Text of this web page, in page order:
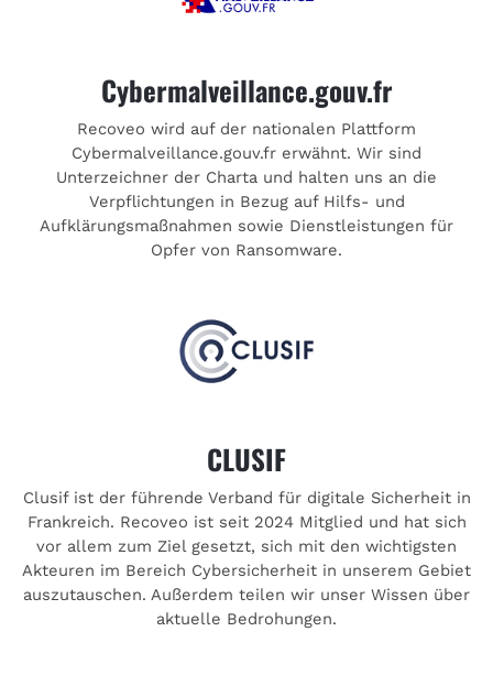
Cybermalveillance.gouv.fr
Recoveo wird auf der nationalen Plattform
Cybermalveillance.gouv.fr erwähnt. Wir sind
Unterzeichner der Charta und halten uns an die
Verpflichtungen in Bezug auf Hilfs- und
Aufklärungsmaßnahmen sowie Dienstleistungen für
Opfer von Ransomware.
CLUSIF
Clusif ist der führende Verband für digitale Sicherheit in
Frankreich. Recoveo ist seit 2024 Mitglied und hat sich
vor allem zum Ziel gesetzt, sich mit den wichtigsten
Akteuren im Bereich Cybersicherheit in unserem Gebiet
auszutauschen. Außerdem teilen wir unser Wissen über
aktuelle Bedrohungen.